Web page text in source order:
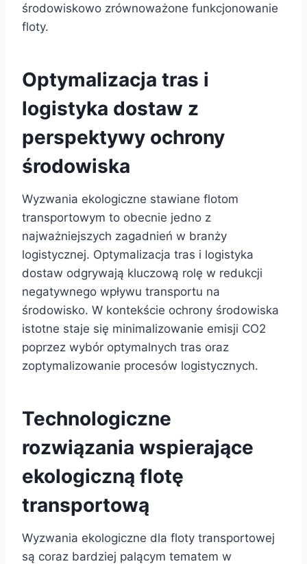
środowiskowo zrównoważone funkcjonowanie
floty.
Optymalizacja tras i
logistyka dostaw z
perspektywy ochrony
środowiska
Wyzwania ekologiczne stawiane flotom
transportowym to obecnie jedno z
najważniejszych zagadnień w branży
logistycznej. Optymalizacja tras i logistyka
dostaw odgrywają kluczową rolę w redukcji
negatywnego wpływu transportu na
środowisko. W kontekście ochrony środowiska
istotne staje się minimalizowanie emisji CO2
poprzez wybór optymalnych tras oraz
zoptymalizowanie procesów logistycznych.
Technologiczne
rozwiązania wspierające
ekologiczną flotę
transportową
Wyzwania ekologiczne dla floty transportowej
są coraz bardziej palącym tematem w